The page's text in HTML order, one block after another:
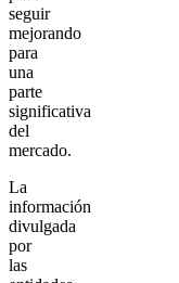
seguir
mejorando
para
una
parte
significativa
del
mercado.
La
información
divulgada
por
las